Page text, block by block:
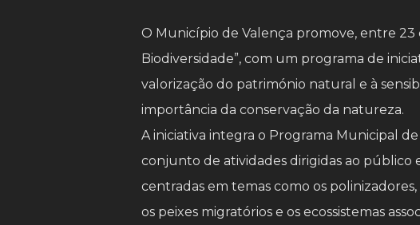
O Município de Valença promove, entre 23
Biodiversidade”, com um programa de
valorização do património natural e à
importância da conservação da natureza.
A iniciativa integra o Programa Municipal
conjunto de atividades dirigidas ao público
centradas em temas como os
os peixes migratórios e os ecossistemas